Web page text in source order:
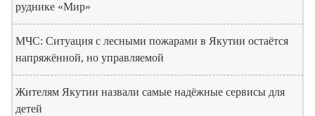
руднике «Мир»
МЧС: Ситуация с лесными пожарами в Якутии остаётся
напряжённой, но управляемой
Жителям Якутии назвали самые надёжные сервисы для
детей